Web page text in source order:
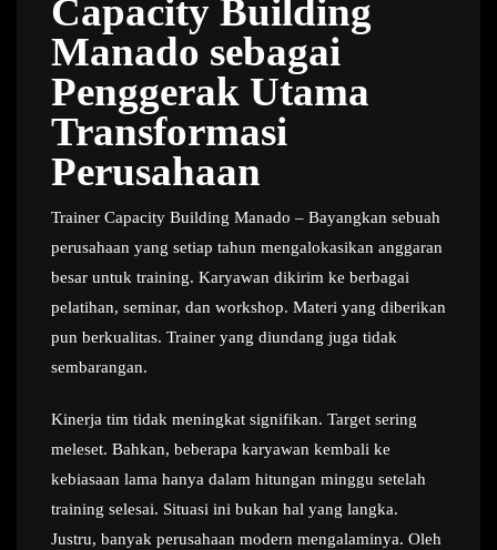
Capacity Building
Manado sebagai
Penggerak Utama
Transformasi
Perusahaan
Trainer Capacity Building Manado – Bayangkan sebuah
perusahaan yang setiap tahun mengalokasikan anggaran
besar untuk training. Karyawan dikirim ke berbagai
pelatihan, seminar, dan workshop. Materi yang diberikan
pun berkualitas. Trainer yang diundang juga tidak
sembarangan.
Kinerja tim tidak meningkat signifikan. Target sering
meleset. Bahkan, beberapa karyawan kembali ke
kebiasaan lama hanya dalam hitungan minggu setelah
training selesai. Situasi ini bukan hal yang langka.
Justru, banyak perusahaan modern mengalaminya. Oleh